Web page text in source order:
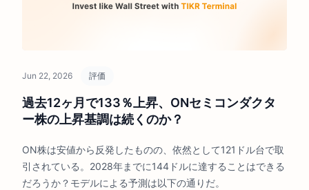
Jun 22, 2026 評価
過去12ヶ月で133％上昇、ONセミコンダクタ
ー株の上昇基調は続くのか？
ON株は安値から反発したものの、依然として121ドル台で取
引されている。2028年までに144ドルに達することはできる
だろうか？モデルによる予測は以下の通りだ。